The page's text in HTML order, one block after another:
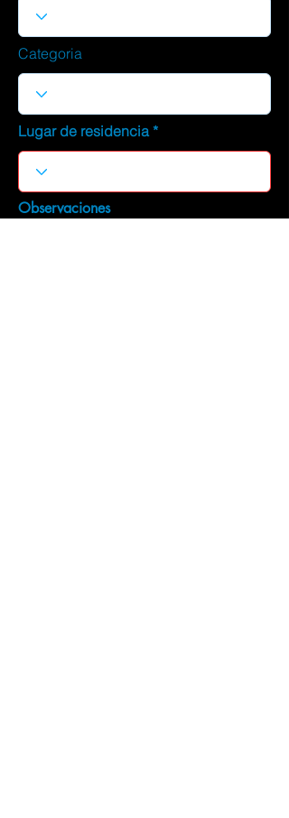
Categoria
Lugar de residencia
Observaciones